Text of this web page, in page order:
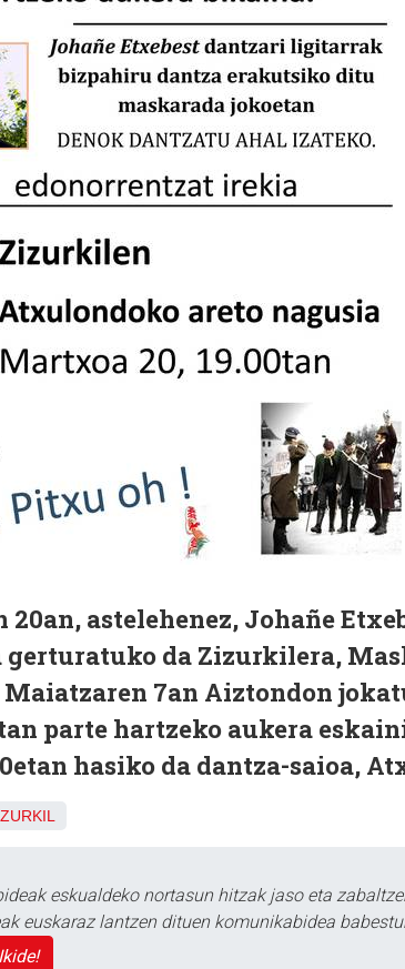
astelehenez, Johañe
da Zizurkilera,
Maiatzaren 7an Aiztondon
parte hartzeko aukera
hasiko da dantza-saioa,
eskualdeko nortasun hitzak jaso eta
euskaraz lantzen dituen komunikabidea